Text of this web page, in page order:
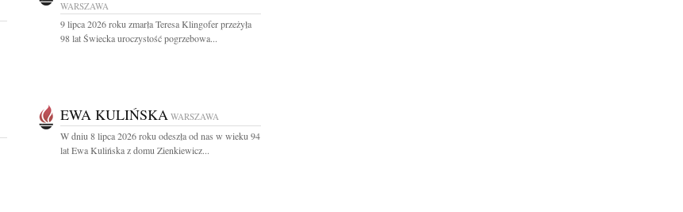
WARSZAWA
9 lipca 2026 roku zmarła Teresa Klingofer przeżyła
98 lat Świecka uroczystość pogrzebowa...
EWA KULIŃSKA WARSZAWA
W dniu 8 lipca 2026 roku odeszła od nas w wieku 94
lat Ewa Kulińska z domu Zienkiewicz...